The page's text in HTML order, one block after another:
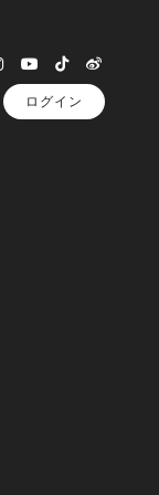
ログイン